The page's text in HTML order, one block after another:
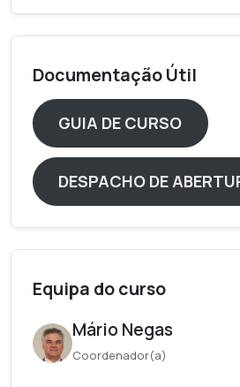
Documentação Útil
GUIA DE CURSO
DESPACHO DE
Equipa do curso
Mário Negas
Coordenador(a)